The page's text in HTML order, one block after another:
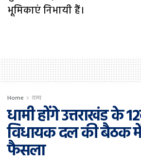
भूमिकाएं निभायी हैं।
Home राज्य
धामी होंगे उत्तराखंड के
विधायक दल की बैठक
फैसला